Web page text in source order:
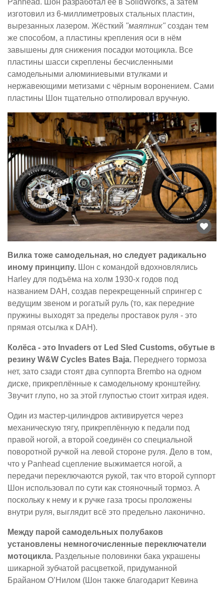
изготовил из 6-миллиметровых стальных пластин,
вырезанных лазером. Жёсткий "маятник" создан тем
же способом, а пластины крепления оси в нём
завышены для снижения посадки мотоцикла. Все
пластины шасси скреплены бесчисленными
самодельными алюминиевыми втулками и
нержавеющими метизами с чёрным воронением. Сами
пластины Шон тщательно отполировал вручную.
Вилка тоже самодельная, но следует радикально
иному принципу. Шон с командой вдохновлялись
Harley для подъёма на холм 1930-х годов под
названием DAH, создав перекрещенный спрингер с
ведущим звеном и рогатый руль (то, как передние
пружины выходят за пределы проставок руля - это
прямая отсылка к DAH).
Колёса - это Invaders от Led Sled Customs, обутые в
резину W&W Cycles Bates Baja. Переднего тормоза
нет, зато сзади стоят два суппорта Brembo на одном
диске, прикреплённые к самодельному кронштейну.
Звучит глупо, но за этой глупостью стоит хитрая идея.
Один из мастер-цилиндров активируется через
механическую тягу, прикреплённую к педали под
правой ногой, а второй соединён со специальной
поворотной ручкой на левой стороне руля. Дело в том,
что у Panhead сцепление выжимается ногой, а
передачи переключаются рукой, так что второй суппорт
Шон использовал по сути как стояночный тормоз. А
поскольку к нему и к ручке газа тросы проложены
внутри руля, выглядит всё это предельно лаконично.
Между парой самодельных полубаков
установлены немногочисленные переключатели
мотоцикла. Раздельные половинки бака украшены
шикарной зубчатой расцветкой, придуманной
Брайаном О’Нилом (Шон также благодарит Кевина